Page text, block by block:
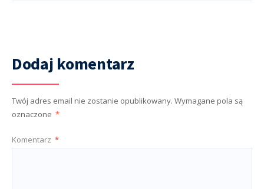
Dodaj komentarz
Twój adres email nie zostanie opublikowany. Wymagane pola są
oznaczone *
Komentarz *